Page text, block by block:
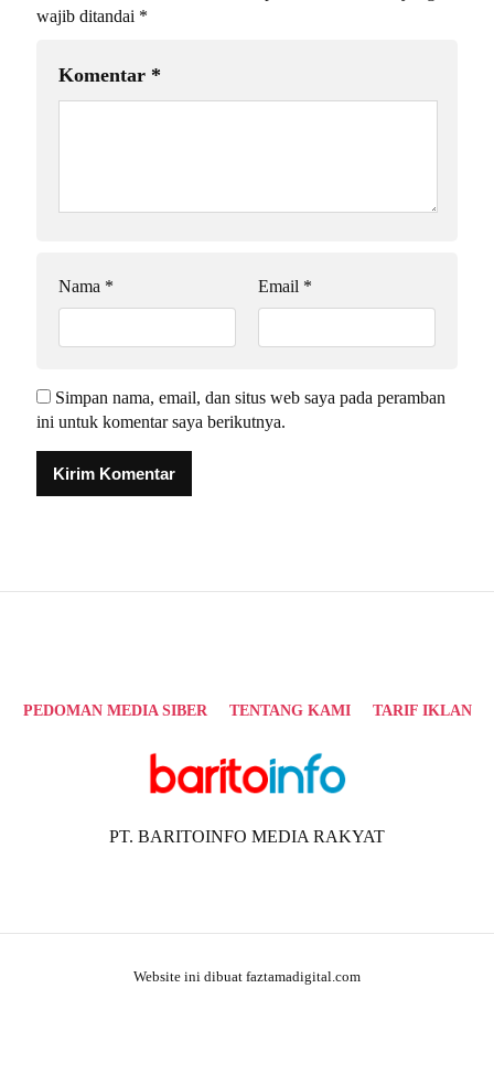
wajib ditandai *
Komentar *
Nama * Email *
Simpan nama, email, dan situs web saya pada peramban
ini untuk komentar saya berikutnya.
PEDOMAN MEDIA SIBER TENTANG KAMI TARIF IKLAN
PT. BARITOINFO MEDIA RAKYAT
Website ini dibuat faztamadigital.com